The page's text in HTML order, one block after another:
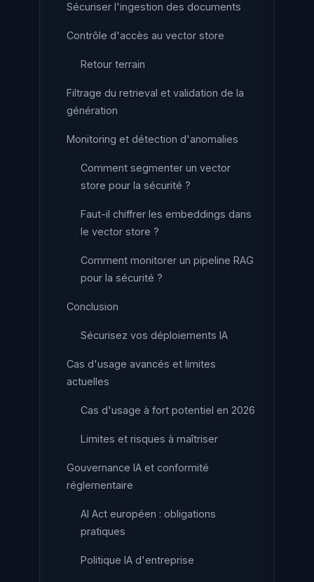
Sécuriser l'ingestion des documents
Contrôle d'accès au vector store
Retour terrain
Filtrage du retrieval et validation de la
génération
Monitoring et détection d'anomalies
Comment segmenter un vector
store pour la sécurité ?
Faut-il chiffrer les embeddings dans
le vector store ?
Comment monitorer un pipeline RAG
pour la sécurité ?
Conclusion
Sécurisez vos déploiements IA
Cas d'usage avancés et limites
actuelles
Cas d'usage à fort potentiel en 2026
Limites et risques à maîtriser
Gouvernance IA et conformité
réglementaire
AI Act européen : obligations
pratiques
Politique IA d'entreprise